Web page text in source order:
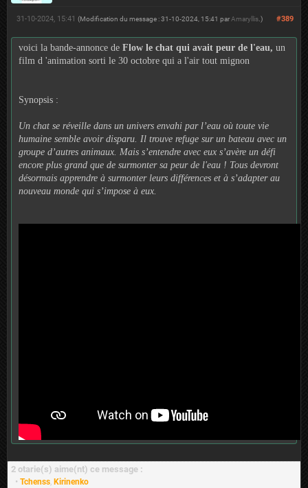
#389
31-10-2024, 15:41 (Modification du message : 31-10-2024, 15:41 parAmaryllis .)
voici la bande-annonce de Flow le chat qui avait peur de l'eau, un
film d 'animation sorti le 30 octobre qui a l'air tout mignon
Synopsis :
Un chat se réveille dans un univers envahi par l’eau où toute vie
humaine semble avoir disparu. Il trouve refuge sur un bateau avec un
groupe d’autres animaux. Mais s’entendre avec eux s’avère un défi
encore plus grand que de surmonter sa peur de l'eau ! Tous devront
désormais apprendre à surmonter leurs différences et à s’adapter au
nouveau monde qui s’impose à eux.
2 otarie(s) aime(nt) ce message :
• Tchenss, Kirinenko